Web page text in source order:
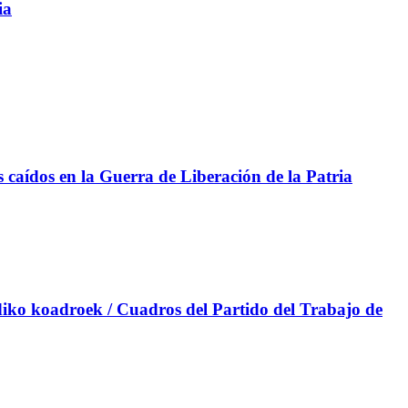
en la Guerra de Liberación de la Patria
koadroek / Cuadros del Partido del Trabajo de